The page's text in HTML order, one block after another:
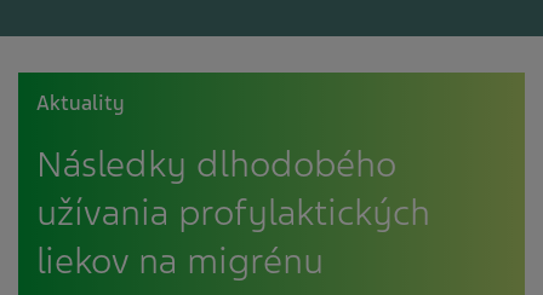
Aktuality
Následky dlhodobého
užívania profylaktických
liekov na migrénu